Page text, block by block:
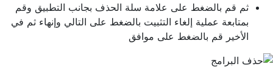
ثم قم بالضغط على علامة سلة الحذف بجانب التطبيق وقم
بمتابعة عملية إلغاء التثبيت بالضغط على التالي وإنهاء ثم في
الأخير قم بالضغط على موافق